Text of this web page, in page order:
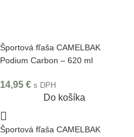
Športová fľaša CAMELBAK
Podium Carbon – 620 ml
14,95 € s DPH
Do košíka
Športová fľaša CAMELBAK